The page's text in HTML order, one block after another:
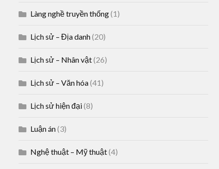
Làng nghề truyền thống(1)
Lịch sử – Địa danh(20)
Lịch sử – Nhân vật(26)
Lịch sử – Văn hóa(41)
Lịch sử hiện đại(8)
Luận án(3)
Nghệ thuật – Mỹ thuật(4)